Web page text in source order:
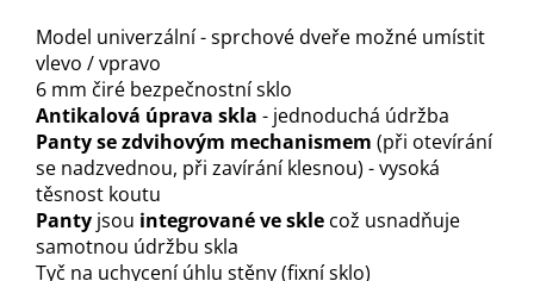
Model univerzální - sprchové dveře možné umístit
vlevo / vpravo
6 mm čiré bezpečnostní sklo
Antikalová úprava skla - jednoduchá údržba
Panty se zdvihovým mechanismem (při otevírání
se nadzvednou, při zavírání klesnou) - vysoká
těsnost koutu
Panty jsou integrované ve skle což usnadňuje
samotnou údržbu skla
Tyč na uchycení úhlu stěny (fixní sklo)